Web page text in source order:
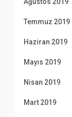
Temmuz 2019
Haziran 2019
Mayıs 2019
Nisan 2019
Mart 2019